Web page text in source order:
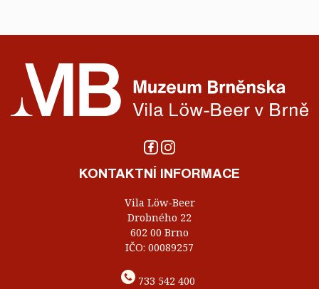
KONTAKTNÍ INFORMACE
Vila Löw-Beer
Drobného 22
602 00 Brno
IČO: 00089257
733 542 400